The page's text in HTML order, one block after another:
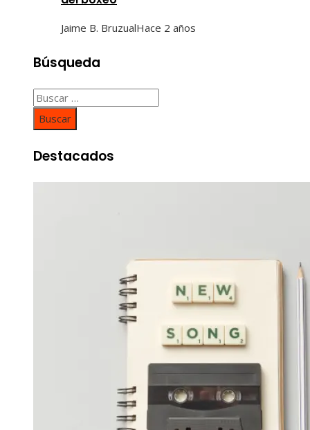
Jaime B. BruzualHace 2 años
Búsqueda
Buscar:
Destacados